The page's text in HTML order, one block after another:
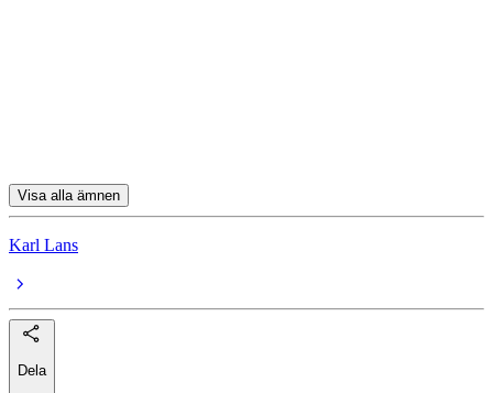
Visa alla ämnen
Karl Lans
Dela